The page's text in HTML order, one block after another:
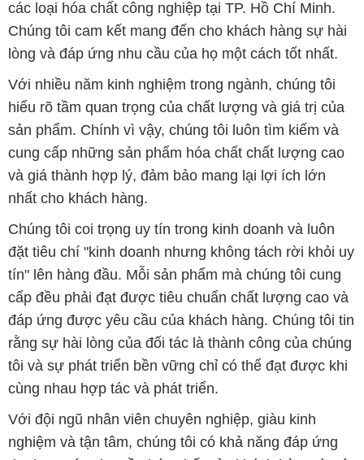
các loại hóa chất công nghiệp tại TP. Hồ Chí Minh.
Chúng tôi cam kết mang đến cho khách hàng sự hài
lòng và đáp ứng nhu cầu của họ một cách tốt nhất.
Với nhiều năm kinh nghiệm trong ngành, chúng tôi
hiểu rõ tầm quan trọng của chất lượng và giá trị của
sản phẩm. Chính vì vậy, chúng tôi luôn tìm kiếm và
cung cấp những sản phẩm hóa chất chất lượng cao
và giá thành hợp lý, đảm bảo mang lại lợi ích lớn
nhất cho khách hàng.
Chúng tôi coi trọng uy tín trong kinh doanh và luôn
đặt tiêu chí "kinh doanh nhưng không tách rời khỏi uy
tín" lên hàng đầu. Mỗi sản phẩm mà chúng tôi cung
cấp đều phải đạt được tiêu chuẩn chất lượng cao và
đáp ứng được yêu cầu của khách hàng. Chúng tôi tin
rằng sự hài lòng của đối tác là thành công của chúng
tôi và sự phát triển bền vững chỉ có thể đạt được khi
cùng nhau hợp tác và phát triển.
Với đội ngũ nhân viên chuyên nghiệp, giàu kinh
nghiệm và tận tâm, chúng tôi có khả năng đáp ứng